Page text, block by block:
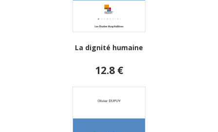
La dignité humaine
12.8 €